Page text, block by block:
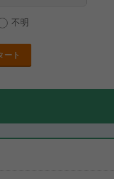
不明
ート